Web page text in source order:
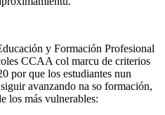
y Formación Profesional
CCAA col marcu de criterios
por que los estudiantes nun
avanzando na so formación,
los más vulnerables: